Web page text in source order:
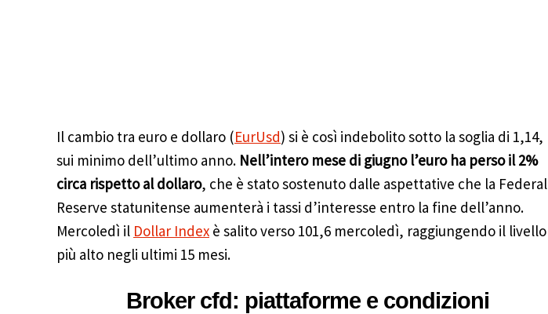
Il cambio tra euro e dollaro (EurUsd) si è così indebolito sotto la soglia di 1,14,
sui minimo dell’ultimo anno. Nell’intero mese di giugno l’euro ha perso il 2%
circa rispetto al dollaro, che è stato sostenuto dalle aspettative che la Federal
Reserve statunitense aumenterà i tassi d’interesse entro la fine dell’anno.
Mercoledì il Dollar Index è salito verso 101,6 mercoledì, raggiungendo il livello
più alto negli ultimi 15 mesi.
Broker cfd: piattaforme e condizioni